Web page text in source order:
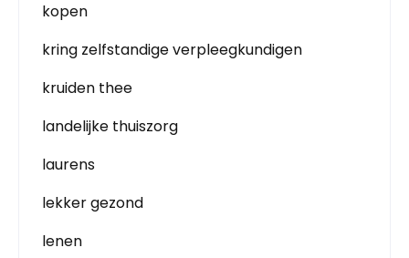
kopen
kring zelfstandige verpleegkundigen
kruiden thee
landelijke thuiszorg
laurens
lekker gezond
lenen